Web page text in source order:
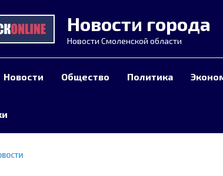
Новости города
Новости Смоленской области
Новости Общество Политика